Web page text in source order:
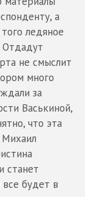
а
ледяное
Отдадут
не смыслит
много
за
Васькиной,
что эта
станет
все будет в